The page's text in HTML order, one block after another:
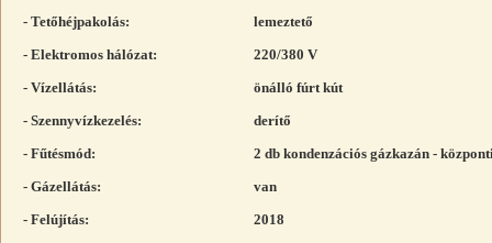
- Tetőhéjpakolás:
lemeztető
- Elektromos hálózat:
220/380 V
- Vízellátás:
önálló fúrt kút
- Szennyvízkezelés:
derítő
- Fűtésmód:
2 db kondenzációs gázkazán -
- Gázellátás:
van
- Felújítás:
2018